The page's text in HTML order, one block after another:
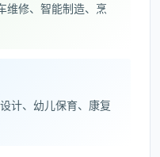
维修、智能制造、烹
计、幼儿保育、康复